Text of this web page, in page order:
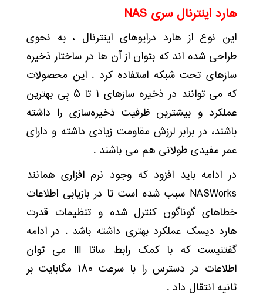
هارد اینترنال سری NAS
این نوع از هارد درایوهای اینترنال ، به نحوی
طراحی شده اند که بتوان از آن ها در ساختار ذخیره
سازهای تحت شبکه استفاده کرد . این محصولات
که می توانند در ذخیره سازهای ۱ تا ۵ بِی بهترین
عملکرد و بیشترین ظرفیت ذخیره‌سازی را داشته
باشند، در برابر لرزش مقاومت زیادی داشته و دارای
عمر مفیدی طولانی هم می باشند .
در ادامه باید افزود که وجود نرم افزاری همانند
NASWorks سبب شده است تا در بازیابی اطلاعات
خطاهای گوناگون کنترل شده و تنظیمات قدرت
هارد دیسک عملکرد بهتری داشته باشد . در ادامه
گفتنیست که با کمک رابط ساتا III می توان
اطلاعات در دسترس را با سرعت ۱۸۰ مگابایت بر
ثانیه انتقال داد .